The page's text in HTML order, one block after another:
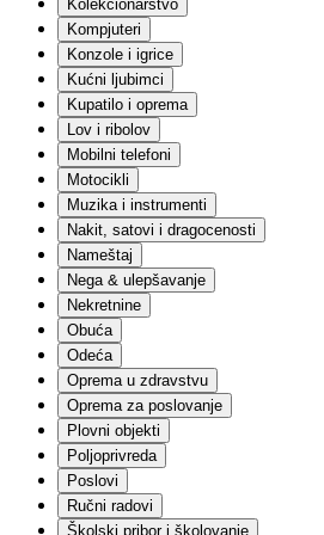
Građevinski materijali
Ograde
Keramika
Elektro
Sanitarije
Fasadni materijali
Molerski materijal
Krovni materijali
Alati
Solarna oprema
Skele i podupirači
Garažna vrata
Ostalo
Igračke i igre
Lutke
Setovi za igru
Akcione figure
Edukativne igračke i igre
Plišane igračke
Društvene igre
Vozila | Igračke, garaže i staze
Kockice
Vozila | Na akumulator
Slagalice
Igračke za bebe
Kolekcionarstvo
Kompjuteri
Konzole i igrice
Kućni ljubimci
Kupatilo i oprema
Lov i ribolov
Mobilni telefoni
Motocikli
Muzika i instrumenti
Nakit, satovi i dragocenosti
Nameštaj
Nega & ulepšavanje
Nekretnine
Obuća
Odeća
Oprema u zdravstvu
Oprema za poslovanje
Plovni objekti
Poljoprivreda
Poslovi
Ručni radovi
Školski pribor i školovanje